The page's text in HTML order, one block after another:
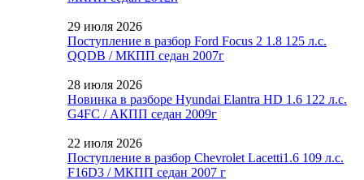
29 июля 2026
Поступление в разбор Ford Focus 2 1.8 125 л.с.
QQDB / МКПП седан 2007г
28 июля 2026
Новинка в разборе Hyundai Elantra HD 1.6 122 л.с.
G4FC / АКПП седан 2009г
22 июля 2026
Поступление в разбор Chevrolet Lacetti1.6 109 л.с.
F16D3 / МКПП седан 2007 г